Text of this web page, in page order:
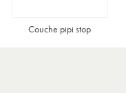
Couche pipi stop